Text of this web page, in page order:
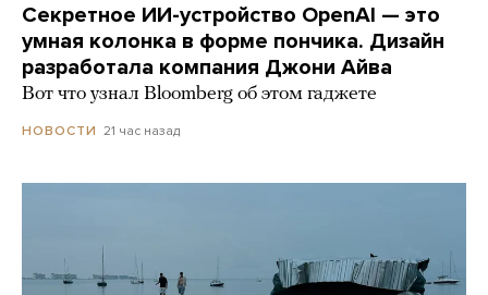
Секретное ИИ-устройство OpenAI — это
умная колонка в форме пончика. Дизайн
разработала компания Джони Айва
Вот что узнал Bloomberg об этом гаджете
НОВОСТИ 21 час назад